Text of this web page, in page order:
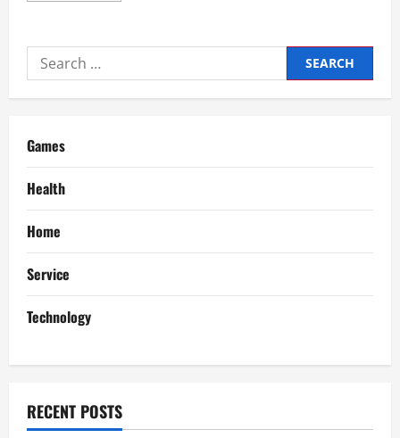
ポ
ー
ア
Love
Search
for:
Games
Health
Home
Service
Technology
RECENT POSTS